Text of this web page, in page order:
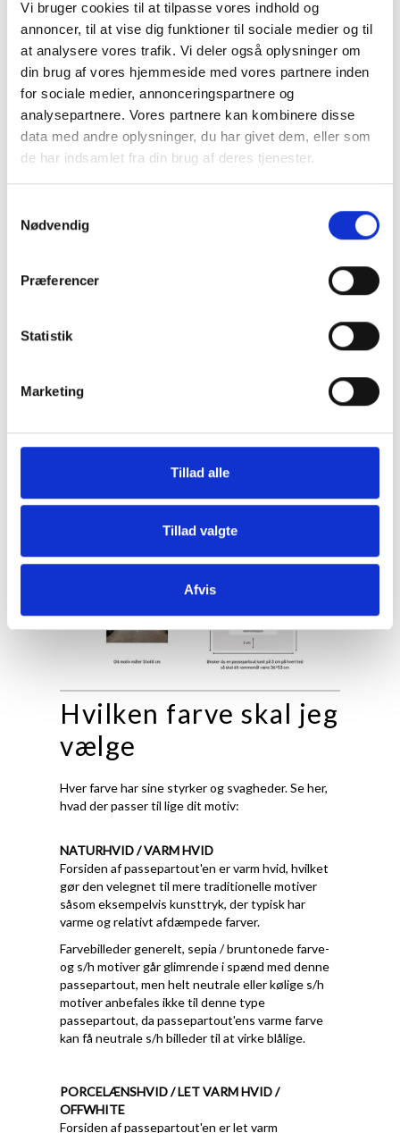
Vi bruger cookies til at tilpasse vores indhold og
annoncer, til at vise dig funktioner til sociale medier og til
at analysere vores trafik. Vi deler også oplysninger om
din brug af vores hjemmeside med vores partnere inden
for sociale medier, annonceringspartnere og
analysepartnere. Vores partnere kan kombinere disse
data med andre oplysninger, du har givet dem, eller som
de har indsamlet fra din brug af deres tjenester.
Nødvendig
Præferencer
Statistik
Marketing
Tillad alle
Tillad valgte
Afvis
hulmålet 1 cm mindre på hvert led, så du har 5 mm
til fastmomtering.
Ved Passepartout i specialmål er det meste
muligt. Du kan både bestille et passepartout med
flere huller, eller få placering præcis hvor du
ønsker. Vi anbefaler at du som minimum laver en
kant på 2 cm og op efter.
Se eksempler herunder.
Hvilken farve skal jeg
vælge
Hver farve har sine styrker og svagheder. Se her,
hvad der passer til lige dit motiv:
NATURHVID / VARM HVID
Forsiden af passepartout'en er varm hvid, hvilket
gør den velegnet til mere traditionelle motiver
såsom eksempelvis kunsttryk, der typisk har
varme og relativt afdæmpede farver.
Farvebilleder generelt, sepia / bruntonede farve-
og s/h motiver går glimrende i spænd med denne
passepartout, men helt neutrale eller kølige s/h
motiver anbefales ikke til denne type
passepartout, da passepartout'ens varme farve
kan få neutrale s/h billeder til at virke blålige.
PORCELÆNSHVID / LET VARM HVID /
OFFWHITE
Forsiden af passepartout'en er let varm